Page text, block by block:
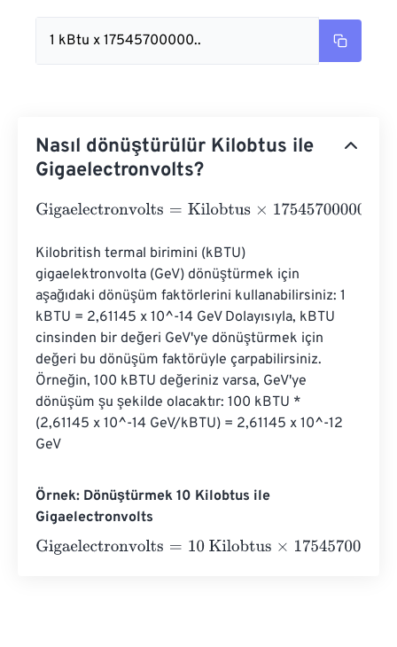
1 kBtu x 17545700000..
Nasıl dönüştürülür Kilobtus ile
Gigaelectronvolts?
Gigaelectronvolts=Kilobtus×
Kilobritish termal birimini (kBTU)
gigaelektronvolta (GeV) dönüştürmek için
aşağıdaki dönüşüm faktörlerini kullanabilirsiniz: 1
kBTU = 2,61145 x 10^-14 GeV Dolayısıyla, kBTU
cinsinden bir değeri GeV'ye dönüştürmek için
değeri bu dönüşüm faktörüyle çarpabilirsiniz.
Örneğin, 100 kBTU değeriniz varsa, GeV'ye
dönüşüm şu şekilde olacaktır: 100 kBTU *
(2,61145 x 10^-14 GeV/kBTU) = 2,61145 x 10^-12
GeV
Örnek: Dönüştürmek 10 Kilobtus ile
Gigaelectronvolts
Gigaelectronvolts=10 Kilobtus×